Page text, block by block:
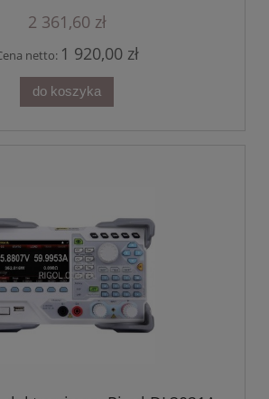
2 361,60 zł
netto: 1 920,00 zł
do koszyka